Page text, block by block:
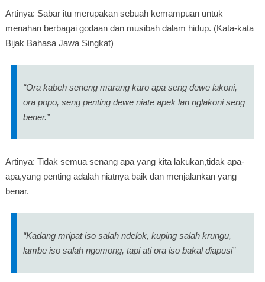
Artinya: Sabar itu merupakan sebuah kemampuan untuk
menahan berbagai godaan dan musibah dalam hidup. (Kata-kata
Bijak Bahasa Jawa Singkat)
“Ora kabeh seneng marang karo apa seng dewe lakoni,
ora popo, seng penting dewe niate apek lan nglakoni seng
bener.”
Artinya: Tidak semua senang apa yang kita lakukan,tidak apa-
apa,yang penting adalah niatnya baik dan menjalankan yang
benar.
“Kadang mripat iso salah ndelok, kuping salah krungu,
lambe iso salah ngomong, tapi ati ora iso bakal diapusi”